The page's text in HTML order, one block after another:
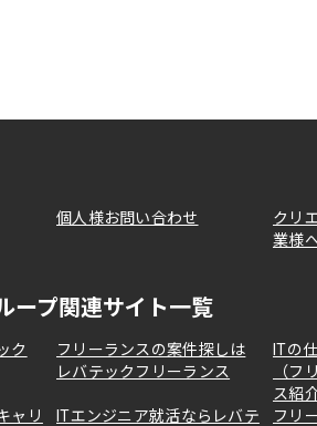
個人様お問い合わせ
クリ
業様
ープ関連サイト一覧
ク
フリーランスの案件探しは
レバテックフリーランス
ITの
（フ
ス紹
ャリ
ITエンジニア就活ならレバテ
フリ